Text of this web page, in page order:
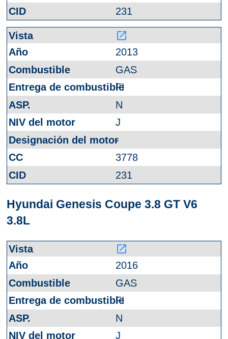
231
launch
2013
GAS
FI
N
J
-
3778
231
Hyundai Genesis Coupe 3.8 GT V6
3.8L
launch
2016
GAS
FI
N
J